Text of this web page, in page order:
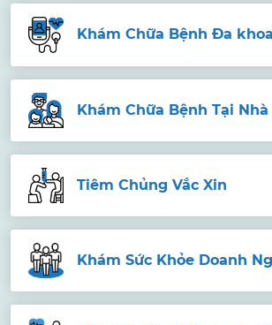
Khám Chữa Bệnh Đa khoa
Khám Chữa Bệnh Tại Nhà
Tiêm Chủng Vắc Xin
Khám Sức Khỏe Doanh